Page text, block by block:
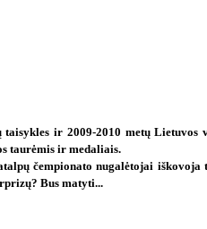
ir 2009-2010 metų Lietuvos
taurėmis ir medaliais.
čempionato nugalėtojai iškovoja
Bus matyti...